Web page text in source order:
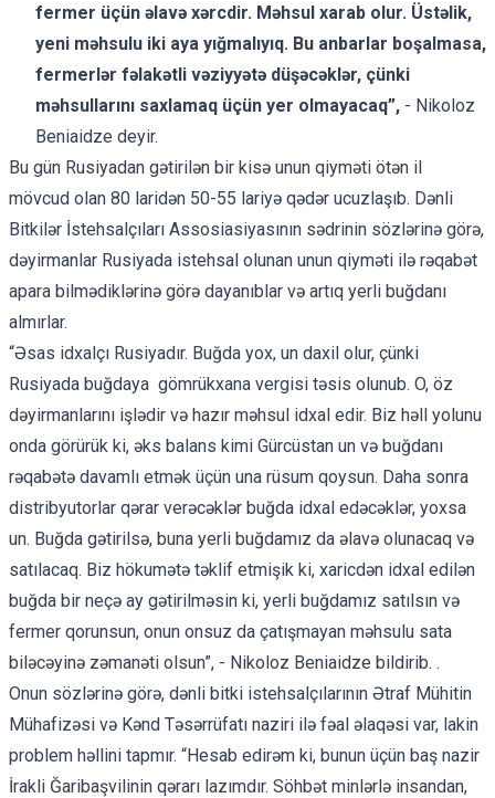
fermer üçün əlavə xərcdir. Məhsul xarab olur. Üstəlik,
yeni məhsulu iki aya yığmalıyıq. Bu anbarlar boşalmasa,
fermerlər fəlakətli vəziyyətə düşəcəklər, çünki
məhsullarını saxlamaq üçün yer olmayacaq”, - Nikoloz
Beniaidze deyir.
Bu gün Rusiyadan gətirilən bir kisə unun qiyməti ötən il
mövcud olan 80 laridən 50-55 lariyə qədər ucuzlaşıb. Dənli
Bitkilər İstehsalçıları Assosiasiyasının sədrinin sözlərinə görə,
dəyirmanlar Rusiyada istehsal olunan unun qiyməti ilə rəqabət
apara bilmədiklərinə görə dayanıblar və artıq yerli buğdanı
almırlar.
“Əsas idxalçı Rusiyadır. Buğda yox, un daxil olur, çünki
Rusiyada buğdaya gömrükxana vergisi təsis olunub. O, öz
dəyirmanlarını işlədir və hazır məhsul idxal edir. Biz həll yolunu
onda görürük ki, əks balans kimi Gürcüstan un və buğdanı
rəqabətə davamlı etmək üçün una rüsum qoysun. Daha sonra
distribyutorlar qərar verəcəklər buğda idxal edəcəklər, yoxsa
un. Buğda gətirilsə, buna yerli buğdamız da əlavə olunacaq və
satılacaq. Biz hökumətə təklif etmişik ki, xaricdən idxal edilən
buğda bir neçə ay gətirilməsin ki, yerli buğdamız satılsın və
fermer qorunsun, onun onsuz da çatışmayan məhsulu sata
biləcəyinə zəmanəti olsun”, - Nikoloz Beniaidze bildirib. .
Onun sözlərinə görə, dənli bitki istehsalçılarının Ətraf Mühitin
Mühafizəsi və Kənd Təsərrüfatı naziri ilə fəal əlaqəsi var, lakin
problem həllini tapmır. “Hesab edirəm ki, bunun üçün baş nazir
İrakli Ğaribaşvilinin qərarı lazımdır. Söhbət minlərlə insandan,